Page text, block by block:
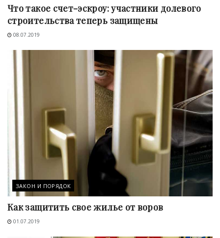
Что такое счет-эскроу: участники долевого
строительства теперь защищены
08.07.2019
ЗАКОН И ПОРЯДОК
Как защитить свое жилье от воров
01.07.2019